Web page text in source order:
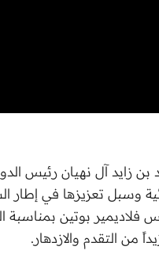
آل نهيان رئيس
وسبل تعزيزها في إطار
فلاديمير بوتين
من التقدم والازدهار.